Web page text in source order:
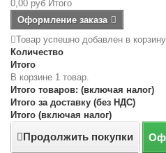
0,00 руб Итого
Оформление заказа
Товар успешно добавлен в корзину
Количество
Итого
В корзине 1 товар.
Итого товаров: (включая налог)
Итого за доставку (без НДС)
Итого (включая налог)
Продолжить покупки